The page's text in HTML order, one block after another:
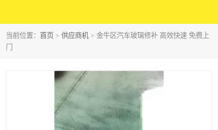
当前位置： 首页 > 供应商机 > 金牛区汽车玻璃修补 高效快速 免费上
门